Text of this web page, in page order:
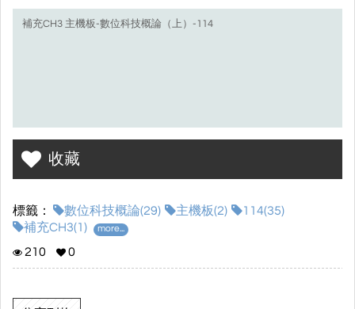
補充CH3 主機板-數位科技概論（上）-114
收藏
標籤： 數位科技概論(29) 主機板(2)
114(35)
補充CH3(1)
more...
210 0